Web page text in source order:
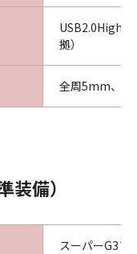
USB2.0High-
拠）
全周5mm、プ
装備）
スーパーG3フ